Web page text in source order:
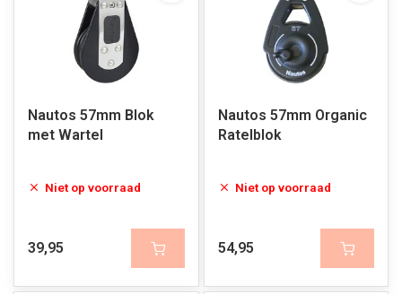
Nautos 57mm Blok
met Wartel
Niet op voorraad
39,95
Nautos 57mm Organic
Ratelblok
Niet op voorraad
54,95